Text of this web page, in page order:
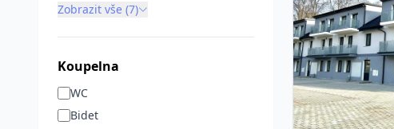
Zobrazit vše (7)
Koupelna
WC
Bidet